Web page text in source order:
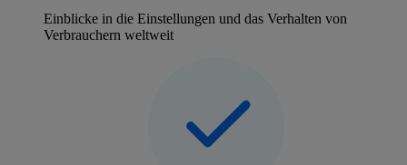
Einblicke in die Einstellungen und das Verhalten von
Verbrauchern weltweit